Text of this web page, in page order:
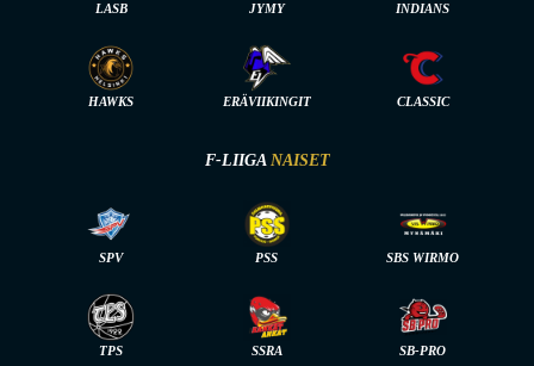
LASB JYMY INDIANS
HAWKS ERÄVIIKINGIT CLASSIC
F-LIIGA NAISET
SPV PSS SBS WIRMO
TPS SSRA SB-PRO